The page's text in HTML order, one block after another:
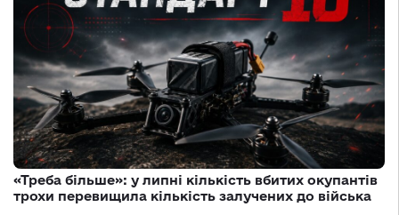
«Треба більше»: у липні кількість вбитих окупантів
трохи перевищила кількість залучених до війська